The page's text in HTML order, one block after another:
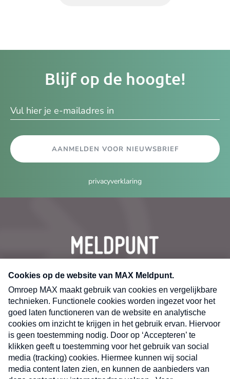
Blijf op de hoogte!
AANMELDEN VOOR NIEUWSBRIEF
privacyverklaring
CONTACT
Volg ons op